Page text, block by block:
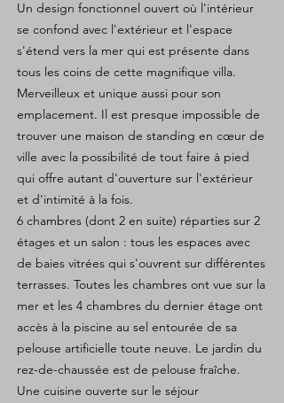
Un design fonctionnel ouvert où l'intérieur
se confond avec l'extérieur et l'espace
s'étend vers la mer qui est présente dans
tous les coins de cette magnifique villa.
Merveilleux et unique aussi pour son
emplacement. Il est presque impossible de
trouver une maison de standing en cœur de
ville avec la possibilité de tout faire à pied
qui offre autant d'ouverture sur l'extérieur
et d'intimité à la fois.
6 chambres (dont 2 en suite) réparties sur 2
étages et un salon : tous les espaces avec
de baies vitrées qui s'ouvrent sur différentes
terrasses. Toutes les chambres ont vue sur la
mer et les 4 chambres du dernier étage ont
accès à la piscine au sel entourée de sa
pelouse artificielle toute neuve. Le jardin du
rez-de-chaussée est de pelouse fraîche.
Une cuisine ouverte sur le séjour